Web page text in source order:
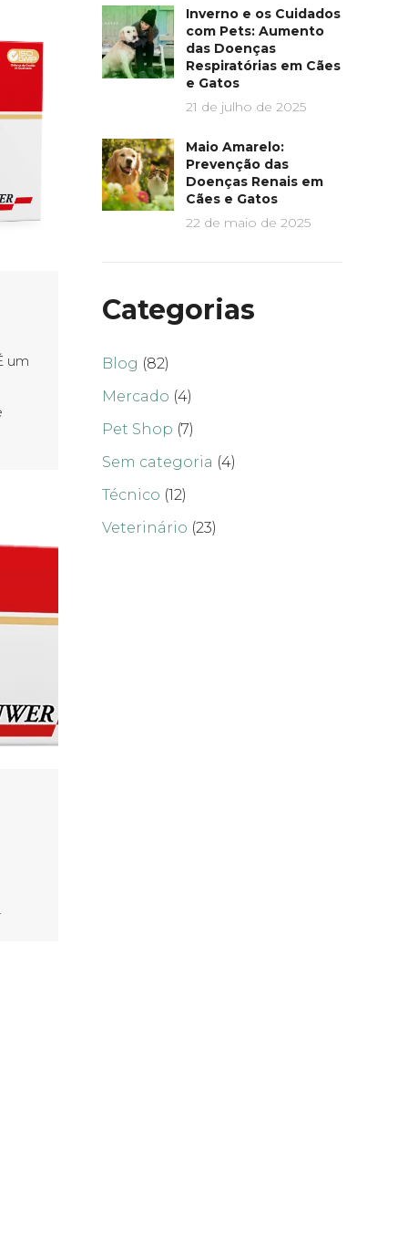
um
Inverno e os Cuidados
com Pets: Aumento
das Doenças
Respiratórias em Cães
e Gatos
21 de julho de 2025
Maio Amarelo:
Prevenção das
Doenças Renais em
Cães e Gatos
22 de maio de 2025
Categorias
Blog (82)
Mercado (4)
Pet Shop (7)
Sem categoria (4)
Técnico (12)
Veterinário (23)